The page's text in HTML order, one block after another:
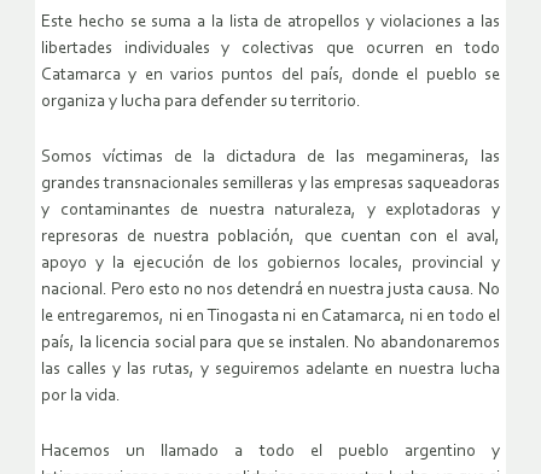
Este hecho se suma a la lista de atropellos y violaciones a las
libertades individuales y colectivas que ocurren en todo
Catamarca y en varios puntos del país, donde el pueblo se
organiza y lucha para defender su territorio.
Somos víctimas de la dictadura de las megamineras, las
grandes transnacionales semilleras y las empresas saqueadoras
y contaminantes de nuestra naturaleza, y explotadoras y
represoras de nuestra población, que cuentan con el aval,
apoyo y la ejecución de los gobiernos locales, provincial y
nacional. Pero esto no nos detendrá en nuestra justa causa. No
le entregaremos, ni en Tinogasta ni en Catamarca, ni en todo el
país, la licencia social para que se instalen. No abandonaremos
las calles y las rutas, y seguiremos adelante en nuestra lucha
por la vida.
Hacemos un llamado a todo el pueblo argentino y